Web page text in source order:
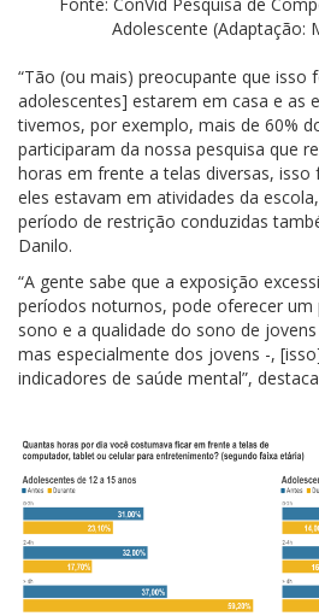
Adolescente (Adaptação:
“Tão (ou mais) preocupante que isso
adolescentes] estarem em casa e as
tivemos, por exemplo, mais de 60%
participaram da nossa pesquisa que
horas em frente a telas diversas,
eles estavam em atividades da
período de restrição conduzidas
Danilo.
“A gente sabe que a exposição
períodos noturnos, pode oferecer
sono e a qualidade do sono de
mas especialmente dos jovens -,
indicadores de saúde mental”,